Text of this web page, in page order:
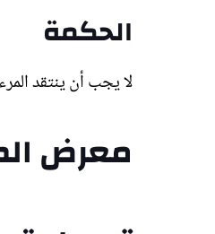
الحكمة
لا يجب أن ينتقد
معرض